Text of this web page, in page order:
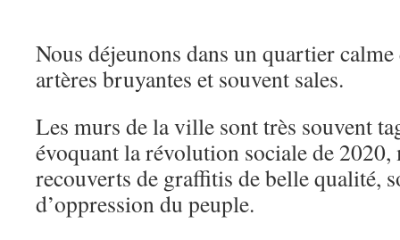
Nous déjeunons dans un quartier
artères bruyantes et souvent sales.
Les murs de la ville sont très souvent
évoquant la révolution sociale de
recouverts de graffitis de belle qualité,
d’oppression du peuple.